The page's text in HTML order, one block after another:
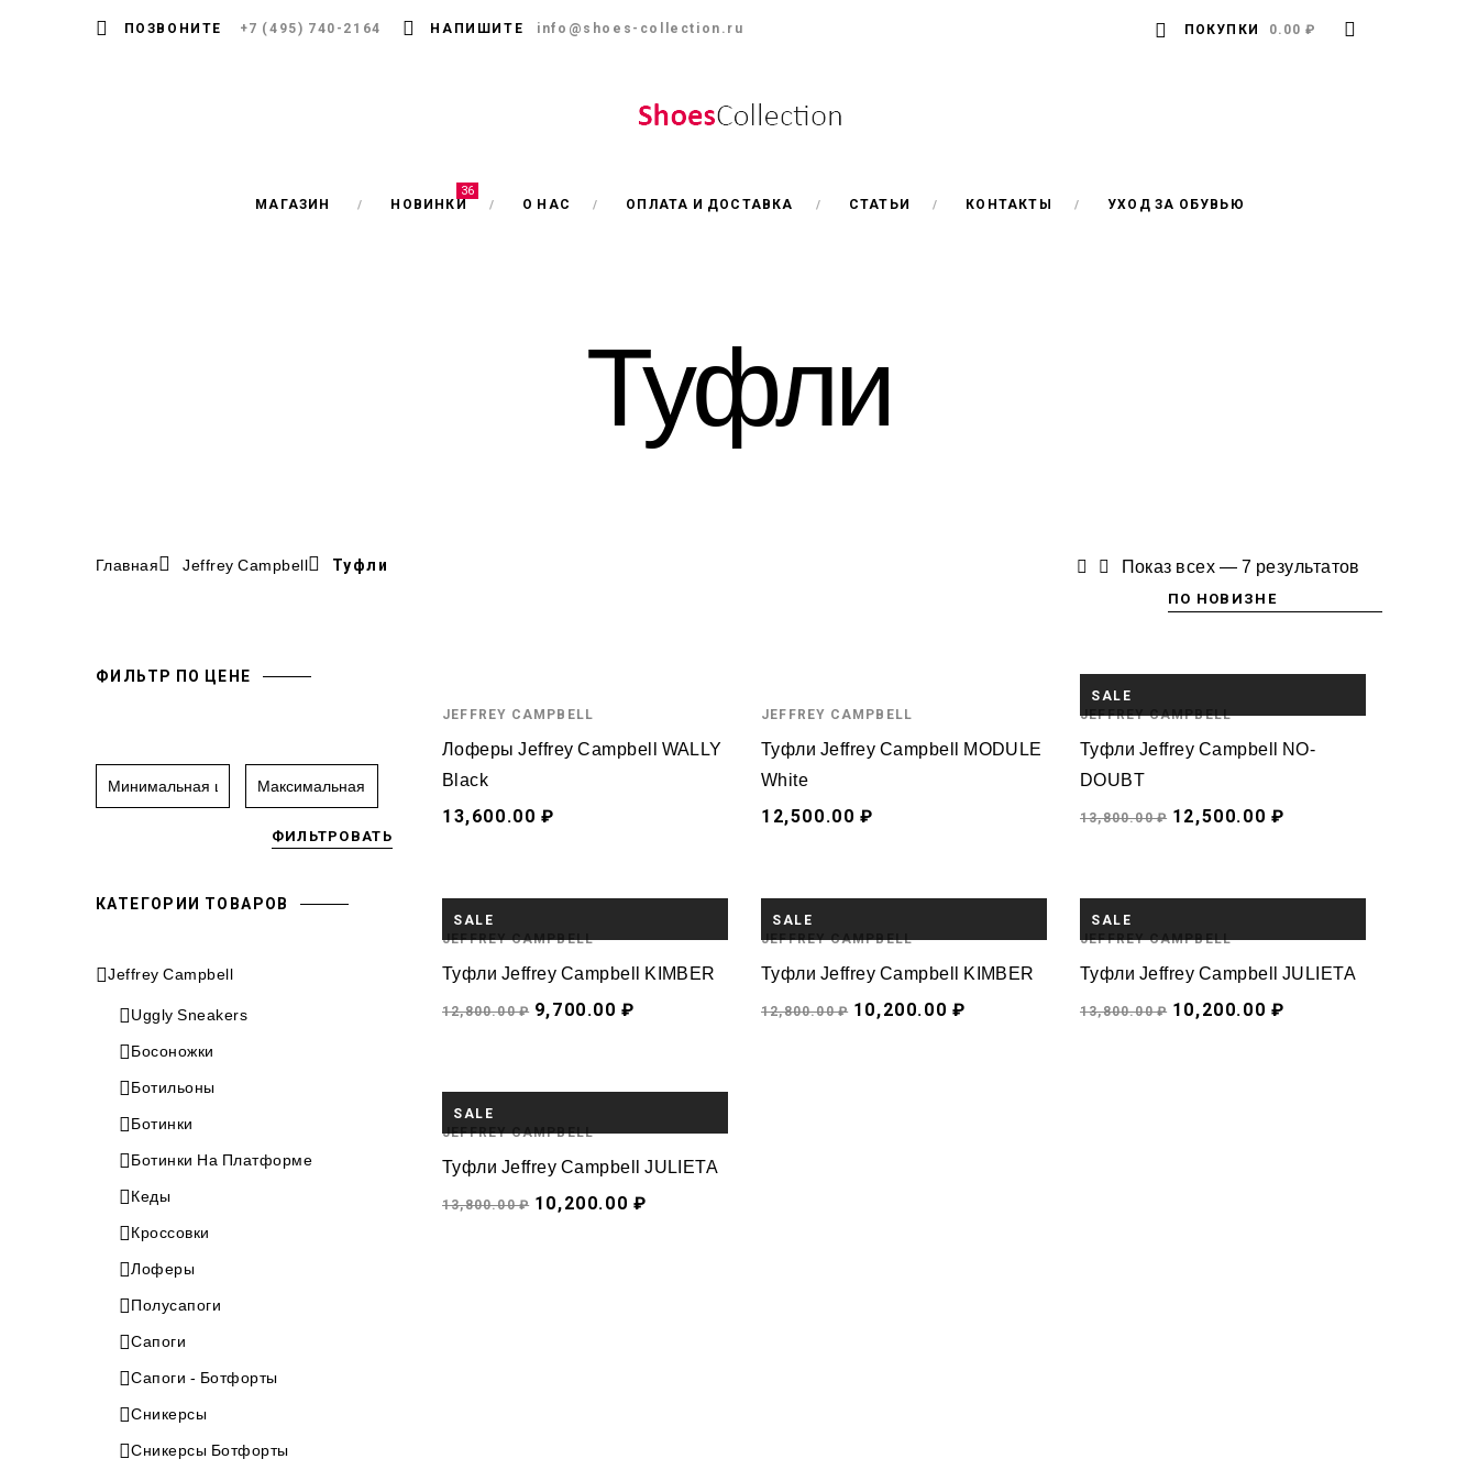
ПОЗВОНИТЕ +7 (495) 740-2164 НАПИШИТЕ info@shoes-collection.ru ПОКУПКИ 0.00 ₽
МАГАЗИН НОВИНКИ
36
О НАС ОПЛАТА И ДОСТАВКА СТАТЬИ КОНТАКТЫ УХОД ЗА ОБУВЬЮ
Туфли
Главная Jeffrey Campbell Туфли Показ всех — 7 результатов
JEFFREY CAMPBELL
Лоферы Jeffrey Campbell WALLY
Black
13,600.00 ₽
JEFFREY CAMPBELL
Туфли Jeffrey Campbell MODULE
White
12,500.00 ₽
SALE
JEFFREY CAMPBELL
Туфли Jeffrey Campbell NO-
DOUBT
13,800.00 ₽ 12,500.00 ₽
SALE
JEFFREY CAMPBELL
Туфли Jeffrey Campbell KIMBER
12,800.00 ₽ 9,700.00 ₽
SALE
JEFFREY CAMPBELL
Туфли Jeffrey Campbell KIMBER
12,800.00 ₽ 10,200.00 ₽
SALE
JEFFREY CAMPBELL
Туфли Jeffrey Campbell JULIETA
13,800.00 ₽ 10,200.00 ₽
SALE
JEFFREY CAMPBELL
Туфли Jeffrey Campbell JULIETA
13,800.00 ₽ 10,200.00 ₽
ФИЛЬТР ПО ЦЕНЕ
ФИЛЬТРОВАТЬ
КАТЕГОРИИ ТОВАРОВ
Jeffrey Campbell
Uggly Sneakers
Босоножки
Ботильоны
Ботинки
Ботинки На Платформе
Кеды
Кроссовки
Лоферы
Полусапоги
Сапоги
Сапоги - Ботфорты
Сникерсы
Сникерсы Ботфорты